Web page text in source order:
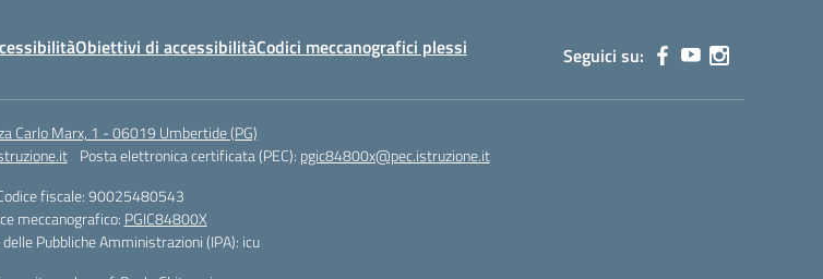
Obiettivi di accessibilitàCodici meccanografici plessi Seguici su:
Carlo Marx, 1 - 06019 Umbertide (PG)
Posta elettronica certificata (PEC): pgic84800x@pec.istruzione.it
fiscale: 90025480543
meccanografico: PGIC84800X
delle Pubbliche Amministrazioni (IPA): icu